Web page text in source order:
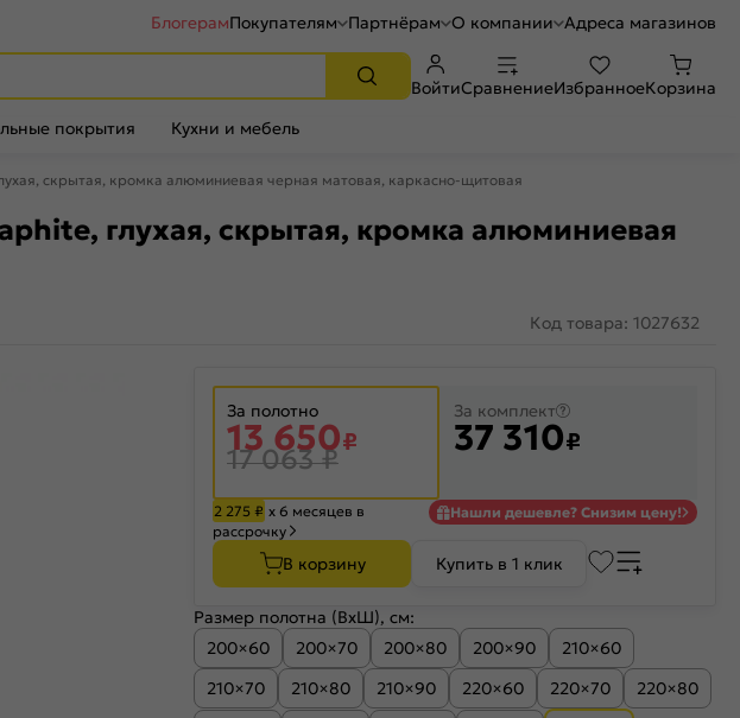
БлогерамПокупателям Партнёрам О компании Адреса магазинов
ВойтиСравнениеИзбранноеКорзина
покрытия Кухни и мебель
скрытая, кромка алюминиевая черная матовая, каркасно-щитовая
глухая, скрытая, кромка алюминиевая
Код товара: 1027632
За полотно
13 650₽
17 063₽
За комплект
37 310₽
2 275 ₽ х 6 месяцев в
рассрочку
Нашли дешевле? Снизим цену!
В корзину Купить в 1 клик
Размер полотна (ВхШ), см:
200×60
200×70 200×80 200×90
210×60
210×70
210×80 210×90 220×60 220×70
220×80